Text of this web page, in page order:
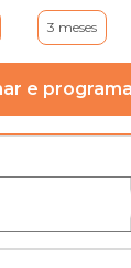
3 meses
e